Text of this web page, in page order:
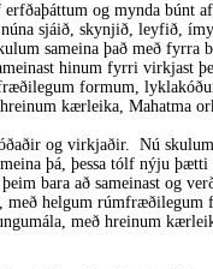
og mynda búnt
sjáið, skynjið, leyfið,
sameina það með fyrra
hinum fyrri virkjast
formum,
kærleika, Mahatma
og virkjaðir. Nú skulum
þá, þessa tólf nýju
bara að sameinast og
með helgum
með hreinum